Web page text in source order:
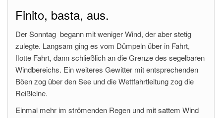
Finito, basta, aus.
Der Sonntag begann mit weniger Wind, der aber stetig
zulegte. Langsam ging es vom Dümpeln über in Fahrt,
flotte Fahrt, dann schließlich an die Grenze des segelbaren
Windbereichs. Ein weiteres Gewitter mit entsprechenden
Böen zog über den See und die Wettfahrtleitung zog die
Reißleine.
Einmal mehr im strömenden Regen und mit sattem Wind